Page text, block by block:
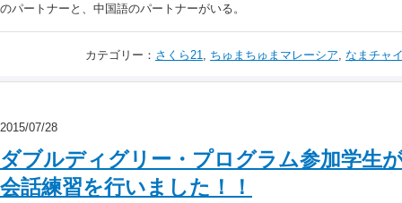
のパートナーと、中国語のパートナーがいる。
カテゴリー： さくら21, ちゅまちゅまマレーシア, なまチャ
2015/07/28
ダブルディグリー・プログラム参加学生
会話練習を行いました！！